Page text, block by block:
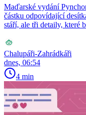
Maďarské vydání
částku odpovídající
stáří, ale tři detaily, které
Chalupáři-Zahrádkáři
dnes, 06:54
4 min